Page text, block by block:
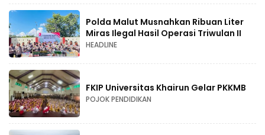
Polda Malut Musnahkan Ribuan Liter
Miras Ilegal Hasil Operasi Triwulan II
HEADLINE
FKIP Universitas Khairun Gelar PKKMB
POJOK PENDIDIKAN